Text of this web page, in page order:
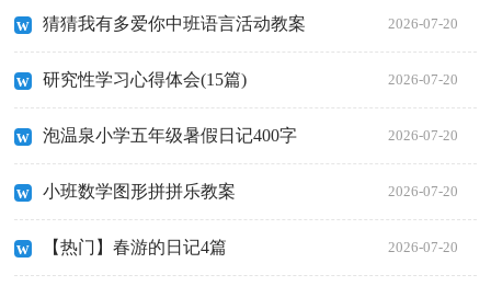
猜猜我有多爱你中班语言活动教案 2026-07-20
研究性学习心得体会(15篇) 2026-07-20
泡温泉小学五年级暑假日记400字 2026-07-20
小班数学图形拼拼乐教案 2026-07-20
【热门】春游的日记4篇 2026-07-20